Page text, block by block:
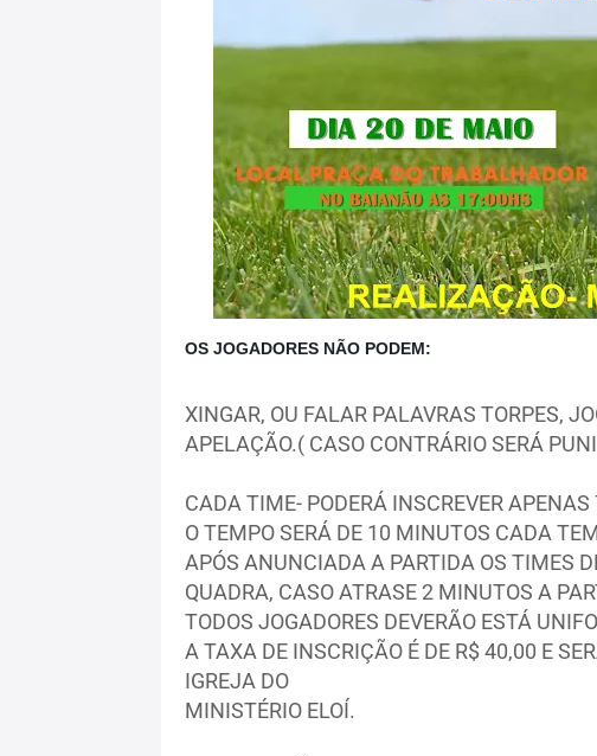
OS JOGADORES NÃO PODEM:
XINGAR, OU FALAR PALAVRAS TORPES,
APELAÇÃO.( CASO CONTRÁRIO SERÁ
CADA TIME- PODERÁ INSCREVER APENAS
O TEMPO SERÁ DE 10 MINUTOS CADA
APÓS ANUNCIADA A PARTIDA OS TIMES
QUADRA, CASO ATRASE 2 MINUTOS A
TODOS JOGADORES DEVERÃO ESTÁ
A TAXA DE INSCRIÇÃO É DE R$ 40,00 E
IGREJA DO
MINISTÉRIO ELOÍ.